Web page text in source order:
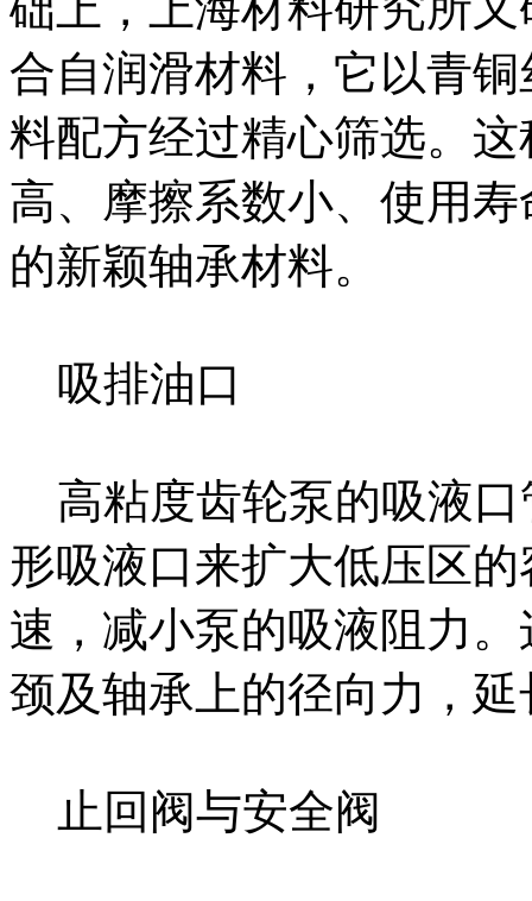
合自润滑材料，它以青
料配方经过精心筛选。
高、摩擦系数小、使用
的新颖轴承材料。
吸排油口
高粘度齿轮泵的吸液口
形吸液口来扩大低压区
速，减小泵的吸液阻力
颈及轴承上的径向力，
止回阀与安全阀